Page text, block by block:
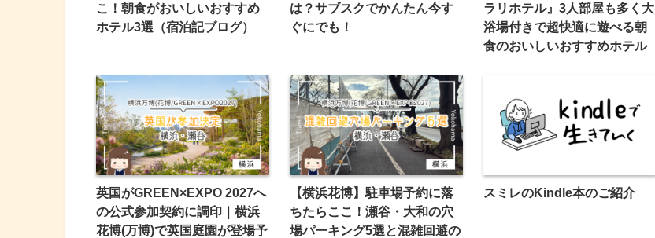
こ！朝食がおいしいおすすめ
ホテル3選（宿泊記ブログ）
は？サブスクでかんたん今す
ぐにでも！
ラリホテル』3人部屋も多く大
浴場付きで超快適に遊べる朝
食のおいしいおすすめホテル
英国がGREEN×EXPO 2027へ
の公式参加契約に調印｜横浜
花博(万博)で英国庭園が登場予
【横浜花博】駐車場予約に落
ちたらここ！瀬谷・大和の穴
場パーキング5選と混雑回避の
スミレのKindle本のご紹介